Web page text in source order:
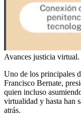
Avances justicia virtual.
Uno de los principales
Francisco Bernate,
quien incluso
virtualidad y hasta han
atrás.